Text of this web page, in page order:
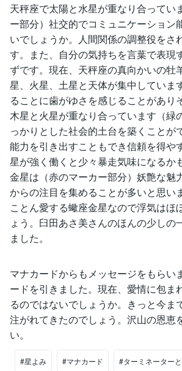
天秤座で太陽と水星が重なり合ってい
ー部分）社交的でコミュニケーション
いでしょうか。人間関係の調整役をさ
す。また、自分の気持ちを言葉で表現
ずです。現在、天秤座の真向かいの牡
星、火星、土星と天体が集中していま
ることに歯がゆさを感じることがあり
木星と火星が重なり合っています（緑
っかりとした社会的土台を築くことが
能力を引き出すこともでき信頼を得や
星が強く働くと少々暴走気味になるか
金星は（赤のマーカー部分）妖艶な魅
からの注目を集めることが多いと思い
ことん愛する蠍座金星なので浮気はほ
ょう。臼田あさ美さんのほんの少しの
ました。
マナカードからもメッセージをもらい
ードを引きました。現在、愛情に包ま
るのではないでしょうか。きっと今ま
注がれてきたのでしょう。沢山の恩恵
い。
#星よみ #マナカード #ターミネーター